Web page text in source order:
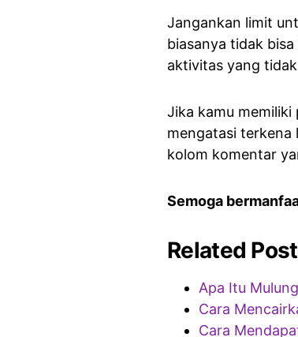
Jangankan limit
biasanya tidak
aktivitas yang
Jika kamu
mengatasi terkena
kolom komentar
Semoga
Related
Apa Itu
Cara
Cara